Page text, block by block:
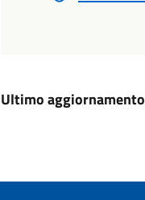
Ultimo aggiornamento